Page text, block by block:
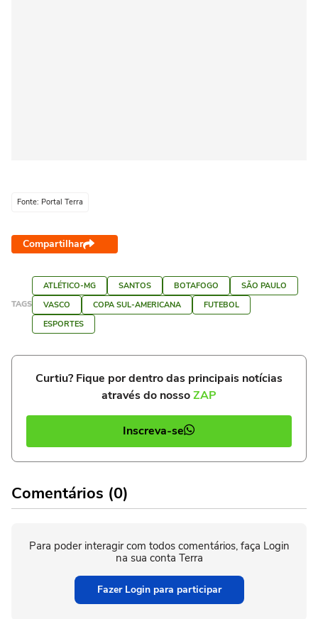
Fonte: Portal Terra
Compartilhar
TAGS
ATLÉTICO-MG SANTOS BOTAFOGO
SÃO PAULO
VASCO
COPA SUL-AMERICANA
FUTEBOL
ESPORTES
Curtiu? Fique por dentro das principais notícias
através do nossoZAP
Inscreva-se
Comentários (0)
Para poder interagir com todos comentários, faça Login
na sua conta Terra
Fazer Login para participar